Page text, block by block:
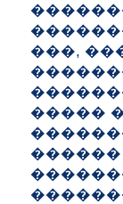
���,
�����